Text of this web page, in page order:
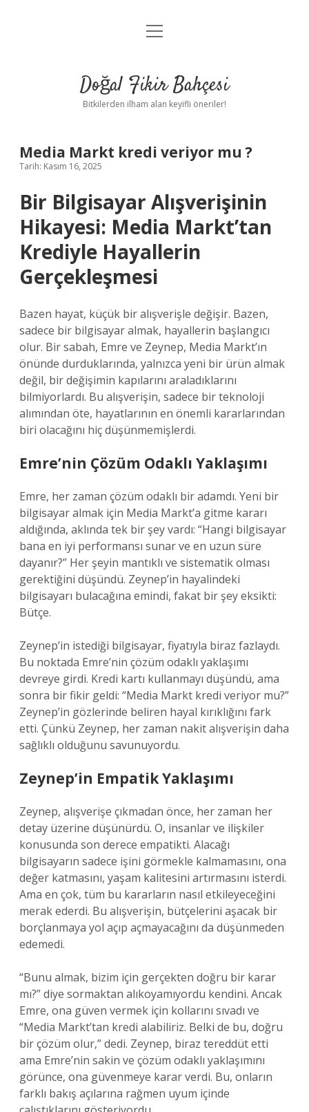
Anasayfa
Yasal Uyarı
menüyü
Doğal Fikir Bahçesi
Bitkilerden ilham alan keyifli öneriler!
Media Markt kredi veriyor mu ?
Tarih: Kasım 16, 2025
Bir Bilgisayar Alışverişinin
Hikayesi: Media Markt’tan
Krediyle Hayallerin
Gerçekleşmesi
Bazen hayat, küçük bir alışverişle değişir. Bazen,
sadece bir bilgisayar almak, hayallerin başlangıcı
olur. Bir sabah, Emre ve Zeynep, Media Markt’ın
önünde durduklarında, yalnızca yeni bir ürün almak
değil, bir değişimin kapılarını araladıklarını
bilmiyorlardı. Bu alışverişin, sadece bir teknoloji
alımından öte, hayatlarının en önemli kararlarından
biri olacağını hiç düşünmemişlerdi.
Emre’nin Çözüm Odaklı Yaklaşımı
Emre, her zaman çözüm odaklı bir adamdı. Yeni bir
bilgisayar almak için Media Markt’a gitme kararı
aldığında, aklında tek bir şey vardı: “Hangi bilgisayar
bana en iyi performansı sunar ve en uzun süre
dayanır?” Her şeyin mantıklı ve sistematik olması
gerektiğini düşündü. Zeynep’in hayalindeki
bilgisayarı bulacağına emindi, fakat bir şey eksikti:
Bütçe.
Zeynep’in istediği bilgisayar, fiyatıyla biraz fazlaydı.
Bu noktada Emre’nin çözüm odaklı yaklaşımı
devreye girdi. Kredi kartı kullanmayı düşündü, ama
sonra bir fikir geldi: “Media Markt kredi veriyor mu?”
Zeynep’in gözlerinde beliren hayal kırıklığını fark
etti. Çünkü Zeynep, her zaman nakit alışverişin daha
sağlıklı olduğunu savunuyordu.
Zeynep’in Empatik Yaklaşımı
Zeynep, alışverişe çıkmadan önce, her zaman her
detay üzerine düşünürdü. O, insanlar ve ilişkiler
konusunda son derece empatikti. Alacağı
bilgisayarın sadece işini görmekle kalmamasını, ona
değer katmasını, yaşam kalitesini artırmasını isterdi.
Ama en çok, tüm bu kararların nasıl etkileyeceğini
merak ederdi. Bu alışverişin, bütçelerini aşacak bir
borçlanmaya yol açıp açmayacağını da düşünmeden
edemedi.
“Bunu almak, bizim için gerçekten doğru bir karar
mı?” diye sormaktan alıkoyamıyordu kendini. Ancak
Emre, ona güven vermek için kollarını sıvadı ve
“Media Markt’tan kredi alabiliriz. Belki de bu, doğru
bir çözüm olur,” dedi. Zeynep, biraz tereddüt etti
ama Emre’nin sakin ve çözüm odaklı yaklaşımını
görünce, ona güvenmeye karar verdi. Bu, onların
farklı bakış açılarına rağmen uyum içinde